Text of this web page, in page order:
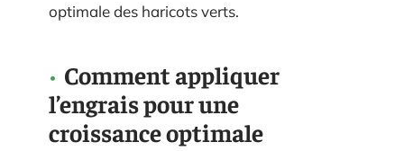
optimale des haricots verts.
Comment appliquer
l’engrais pour une
croissance optimale